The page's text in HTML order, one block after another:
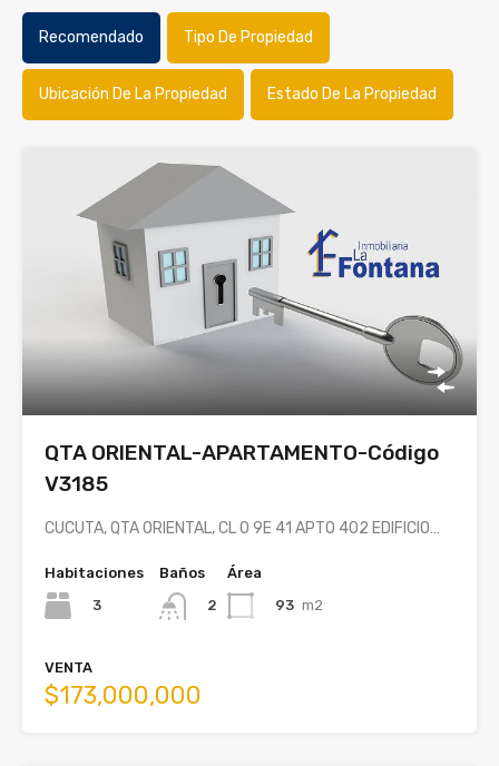
Recomendado Tipo De Propiedad
Ubicación De La Propiedad Estado De La Propiedad
QTA ORIENTAL-APARTAMENTO-Código
V3185
CUCUTA, QTA ORIENTAL, CL 0 9E 41 APTO 402 EDIFICIO…
Habitaciones
3
Baños
2
Área
93 m2
VENTA
$173,000,000